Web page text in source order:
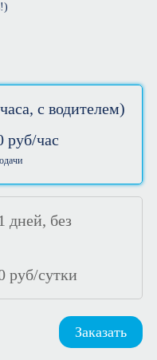
с водителем)
руб/час
дней, без
руб/сутки
Заказать